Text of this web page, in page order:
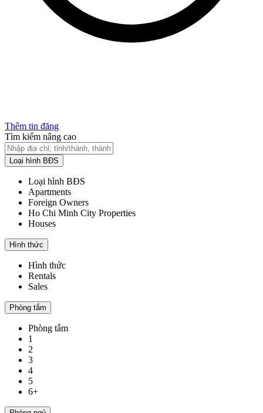
Thêm tin đăng
Tìm kiếm nâng cao
Loại hình BĐS
Loại hình BĐS
Apartments
Foreign Owners
Ho Chi Minh City Properties
Houses
Hình thức
Hình thức
Rentals
Sales
Phòng tắm
Phòng tắm
1
2
3
4
5
6+